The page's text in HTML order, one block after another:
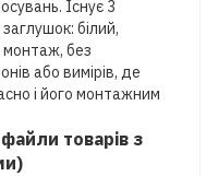
Існує 3
білий,
монтаж, без
або вимірів, де
і його монтажним
товарів з